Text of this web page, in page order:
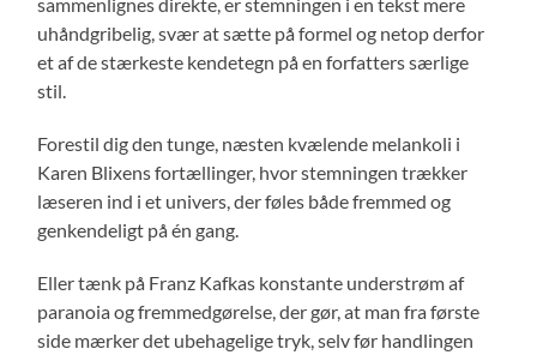
uhåndgribelig, svær at sætte på formel og netop derfor
et af de stærkeste kendetegn på en forfatters særlige
stil.
Forestil dig den tunge, næsten kvælende melankoli i
Karen Blixens fortællinger, hvor stemningen trækker
læseren ind i et univers, der føles både fremmed og
genkendeligt på én gang.
Eller tænk på Franz Kafkas konstante understrøm af
paranoia og fremmedgørelse, der gør, at man fra første
side mærker det ubehagelige tryk, selv før handlingen